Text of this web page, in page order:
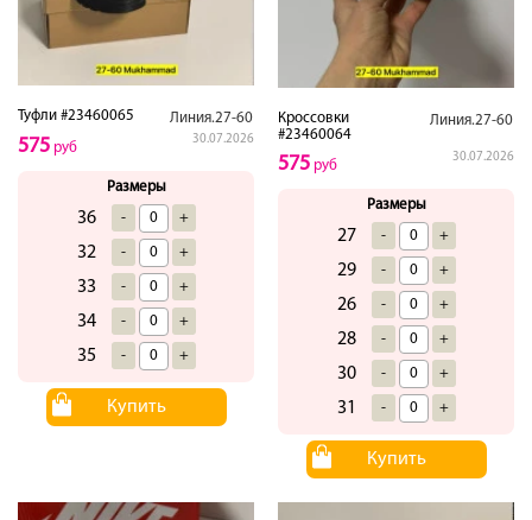
Туфли #23460065 Линия.27-60
30.07.2026
575 руб
Размеры
36 - +
32 - +
33 - +
34 - +
35 - +
Купить
Кроссовки
#23460064
Линия.27-60
30.07.2026
575 руб
Размеры
27 - +
29 - +
26 - +
28 - +
30 - +
31 - +
Купить